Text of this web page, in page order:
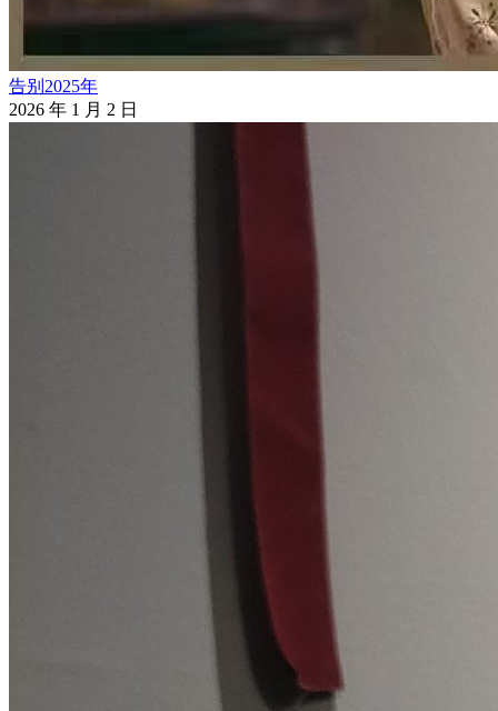
告别2025年
2026 年 1 月 2 日